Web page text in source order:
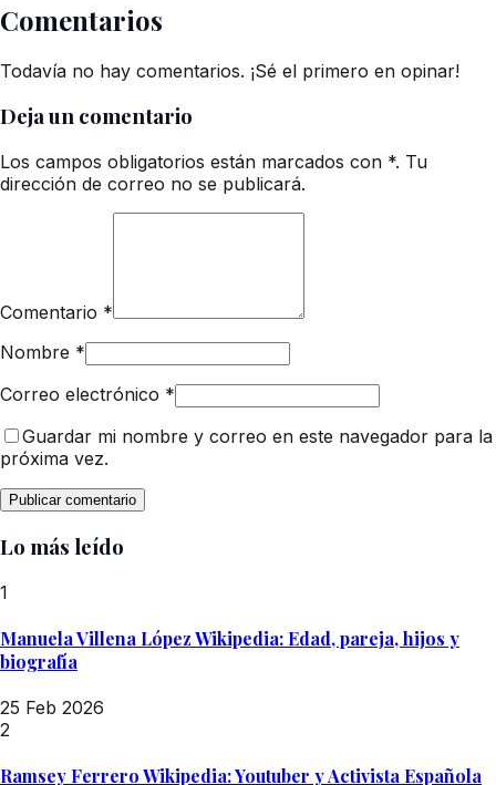
Comentarios
Todavía no hay comentarios. ¡Sé el primero en opinar!
Deja un comentario
Los campos obligatorios están marcados con *. Tu
dirección de correo no se publicará.
Comentario *
Nombre *
Correo electrónico *
Guardar mi nombre y correo en este navegador para la
próxima vez.
Lo más leído
1
Manuela Villena López Wikipedia: Edad, pareja, hijos y
biografía
25 Feb 2026
2
Ramsey Ferrero Wikipedia: Youtuber y Activista Española